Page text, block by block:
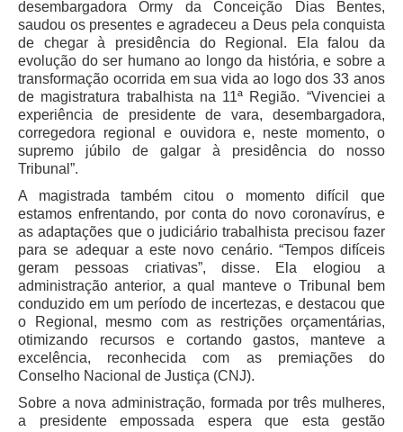
Faça sua Manifestação
Acompanhe sua manifestação
Ouvidoria Da Mulher
Serviço de Informação ao Cidadão - SIC
Relatórios Estatísticos
Consulte o seu Processo Trabalhista
Lei Geral de Proteção de Dados - LGPD
Integração das Ouvidorias
O que é Ouvidoria?
Carta de Serviços à Cidadania
Ouvidoria no CSJT
Dúvidas Frequentes
Avalie os Serviços da Ouvidoria
Faça sua Manifestação
desembargadora Ormy da Conceição Dias Bentes,
saudou os presentes e agradeceu a Deus pela conquista
de chegar à presidência do Regional. Ela falou da
evolução do ser humano ao longo da história, e sobre a
transformação ocorrida em sua vida ao logo dos 33 anos
de magistratura trabalhista na 11ª Região. “Vivenciei a
experiência de presidente de vara, desembargadora,
corregedora regional e ouvidora e, neste momento, o
supremo júbilo de galgar à presidência do nosso
Tribunal”.
A magistrada também citou o momento difícil que
estamos enfrentando, por conta do novo coronavírus, e
as adaptações que o judiciário trabalhista precisou fazer
para se adequar a este novo cenário. “Tempos difíceis
geram pessoas criativas”, disse. Ela elogiou a
administração anterior, a qual manteve o Tribunal bem
conduzido em um período de incertezas, e destacou que
o Regional, mesmo com as restrições orçamentárias,
otimizando recursos e cortando gastos, manteve a
excelência, reconhecida com as premiações do
Conselho Nacional de Justiça (CNJ).
Sobre a nova administração, formada por três mulheres,
a presidente empossada espera que esta gestão